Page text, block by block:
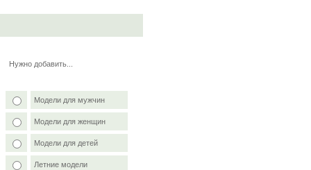
Нужно добавить...
Модели для мужчин
Модели для женщин
Модели для детей
Летние модели